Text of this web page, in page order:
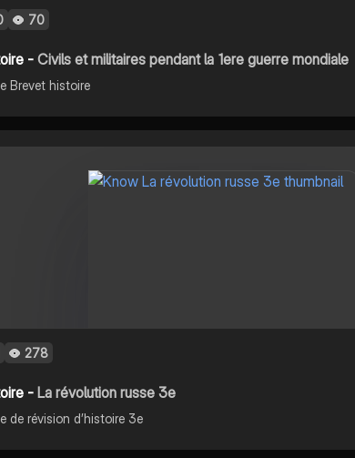
70
-Civils et militaires pendant la 1ere guerre mondiale
Brevet histoire
278
-La révolution russe 3e
de révision d’histoire 3e